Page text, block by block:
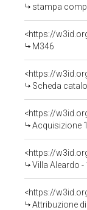
stampa
<https://
M346
<https://
Scheda
<https://
Acquisizione
<https://
Villa Aleardo
<https://
Attribuzione